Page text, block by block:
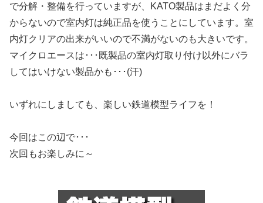
で分解・整備を行っていますが、KATO製品はまだよく分
からないので室内灯は純正品を使うことにしています。室
内灯クリアの出来がいいので不満がないのも大きいです。
マイクロエースは･･･既製品の室内灯取り付け以外にバラ
してはいけない製品かも･･･(汗)
いずれにしましても、楽しい鉄道模型ライフを！
今回はこの辺で･･･
次回もお楽しみに～